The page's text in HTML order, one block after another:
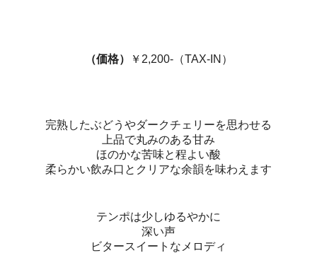
（価格） ￥2,200-（TAX-IN）
完熟したぶどうやダークチェリーを思わせる
上品で丸みのある甘み
ほのかな苦味と程よい酸
柔らかい飲み口とクリアな余韻を味わえます
テンポは少しゆるやかに
深い声
ビタースイートなメロディ